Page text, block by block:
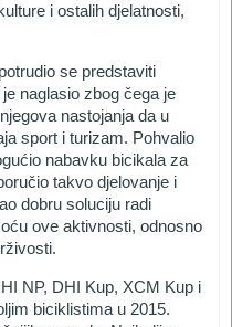
i ostalih djelatnosti,
se predstaviti
naglasio zbog čega je
nastojanja da u
sport i turizam. Pohvalio
nabavku bicikala za
takvo djelovanje i
dobru soluciju radi
ove aktivnosti, odnosno
NP, DHI Kup, XCM Kup i
biciklistima u 2015.